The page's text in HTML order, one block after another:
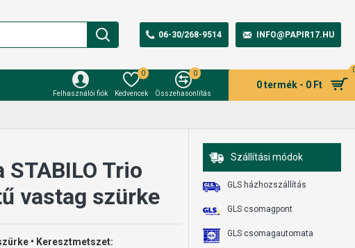
06-30/268-9514 INFO@PAPIR17.HU
Felhasználói fiók Kedvencek
0
Összehasonlítás
0
0 termék - 0 Ft
Trio
vastag szürke
• Keresztmetszet:
Szállítási módok
GLS házhozszállítás
GLS csomagpont
GLS csomagautomata